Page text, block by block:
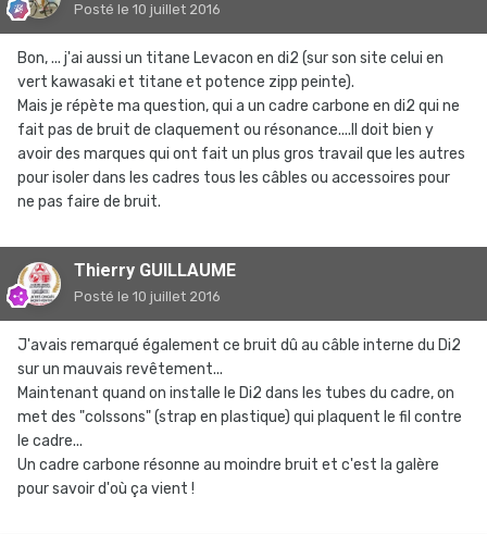
Posté le 10 juillet 2016
Bon, ... j'ai aussi un titane Levacon en di2 (sur son site celui en
vert kawasaki et titane et potence zipp peinte).
Mais je répète ma question, qui a un cadre carbone en di2 qui ne
fait pas de bruit de claquement ou résonance....Il doit bien y
avoir des marques qui ont fait un plus gros travail que les autres
pour isoler dans les cadres tous les câbles ou accessoires pour
ne pas faire de bruit.
Thierry GUILLAUME
Posté le 10 juillet 2016
J'avais remarqué également ce bruit dû au câble interne du Di2
sur un mauvais revêtement...
Maintenant quand on installe le Di2 dans les tubes du cadre, on
met des "colssons" (strap en plastique) qui plaquent le fil contre
le cadre...
Un cadre carbone résonne au moindre bruit et c'est la galère
pour savoir d'où ça vient !